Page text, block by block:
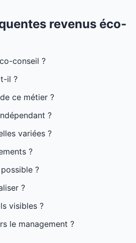
revenus éco-
conseil ?
il ?
ce métier ?
?
variées ?
?
?
?
visibles ?
le management ?